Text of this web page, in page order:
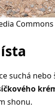
Commons
suchá
shonu.